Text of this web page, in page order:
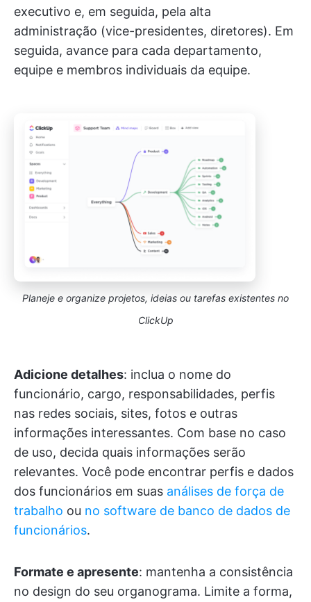
executivo e, em seguida, pela alta
administração (vice-presidentes, diretores). Em
seguida, avance para cada departamento,
equipe e membros individuais da equipe.
Planeje e organize projetos, ideias ou tarefas existentes no
ClickUp
Adicione detalhes: inclua o nome do
funcionário, cargo, responsabilidades, perfis
nas redes sociais, sites, fotos e outras
informações interessantes. Com base no caso
de uso, decida quais informações serão
relevantes. Você pode encontrar perfis e dados
dos funcionários em suas análises de força de
trabalho ou no software de banco de dados de
funcionários.
Formate e apresente: mantenha a consistência
no design do seu organograma. Limite a forma,